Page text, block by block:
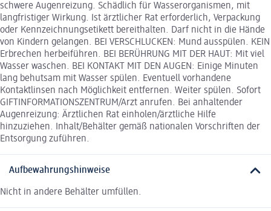
schwere Augenreizung. Schädlich für Wasserorganismen, mit
langfristiger Wirkung. Ist ärztlicher Rat erforderlich, Verpackung
oder Kennzeichnungsetikett bereithalten. Darf nicht in die Hände
von Kindern gelangen. BEI VERSCHLUCKEN: Mund ausspülen. KEIN
Erbrechen herbeiführen. BEI BERÜHRUNG MIT DER HAUT: Mit viel
Wasser waschen. BEI KONTAKT MIT DEN AUGEN: Einige Minuten
lang behutsam mit Wasser spülen. Eventuell vorhandene
Kontaktlinsen nach Möglichkeit entfernen. Weiter spülen. Sofort
GIFTINFORMATIONSZENTRUM/Arzt anrufen. Bei anhaltender
Augenreizung: Ärztlichen Rat einholen/ärztliche Hilfe
hinzuziehen. Inhalt/Behälter gemäß nationalen Vorschriften der
Entsorgung zuführen.
Aufbewahrungshinweise
Nicht in andere Behälter umfüllen.